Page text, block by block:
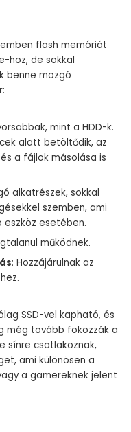
flash memóriát
hoz, de sokkal
benne mozgó
mint a HDD-k.
alatt betöltődik, az
a fájlok másolása is
alkatrészek, sokkal
szemben, ami
esetében.
működnek.
: Hozzájárulnak az
SSD-vel kapható, és
még tovább fokozzák a
sínre csatlakoznak,
ami különösen a
a gamereknek jelent